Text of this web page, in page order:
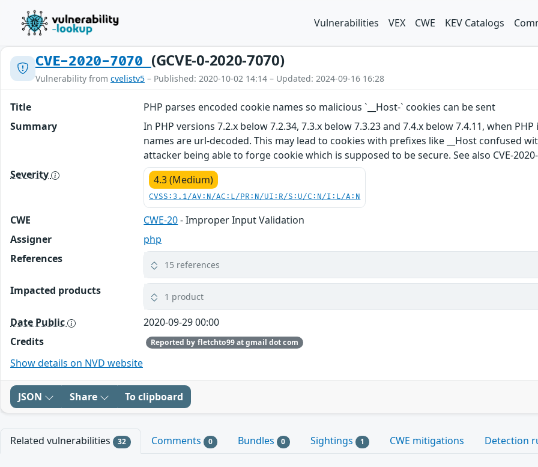
Vulnerabilities VEX CWE KEV Catalogs
CVE-2020-7070 (GCVE-0-2020-7070)
Vulnerability from cvelistv5 – Published: 2020-10-02 14:14 – Updated: 2024-09-16 16:28
Title
PHP parses encoded cookie names so malicious `__Host-` cookies can be sent
Summary
In PHP versions 7.2.x below 7.2.34, 7.3.x below 7.3.23 and 7.4.x below 7.4.11, when
names are url-decoded. This may lead to cookies with prefixes like __Host confused
attacker being able to forge cookie which is supposed to be secure. See also CVE-
Severity
4.3 (Medium)
CVSS:3.1/AV:N/AC:L/PR:N/UI:R/S:U/C:N/I:L/A:N
CWE CWE-20- Improper Input Validation
Assigner
php
References
15 references
Impacted products 1 product
Date Public
2020-09-29 00:00
Credits
Reported by fletchto99 at gmail dot com
Show details on NVD website
JSON Share To clipboard
Related vulnerabilities 32 Comments 0 Bundles 0 Sightings 1 CWE mitigations Detection